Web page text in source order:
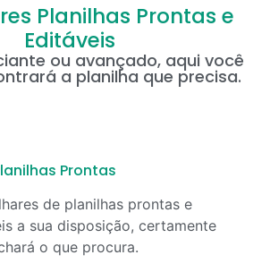
Planilhas Prontas e
Editáveis
ou avançado, aqui você
a planilha que precisa.
Prontas
de planilhas prontas e
a sua disposição, certamente
o que procura.